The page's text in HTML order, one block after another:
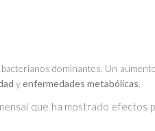
dominantes. Un
yenfermedades metabólicas.
que ha mostrado efectos